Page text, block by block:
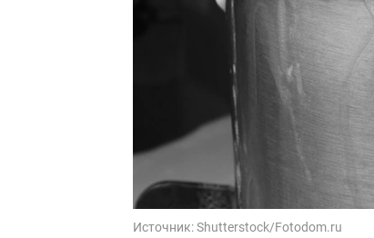
Источник:Shutterstock/Fotodom.ru